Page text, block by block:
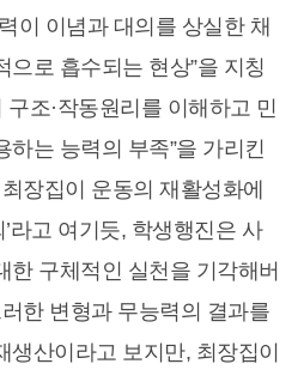
이 이념과 대의를 상실한 채
으로 흡수되는 현상”을 지칭
조·작동원리를 이해하고 민
는 능력의 부족”을 가리킨
장집이 운동의 재활성화에
라고 여기듯, 학생행진은 사
한 구체적인 실천을 기각해버
한 변형과 무능력의 결과를
생산이라고 보지만, 최장집이